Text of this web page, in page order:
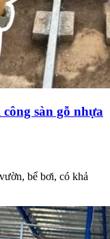
sàn gỗ nhựa
bể bơi, có khả